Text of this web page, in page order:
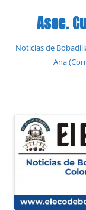
contenidoAsoc.
Noticias de
Ana